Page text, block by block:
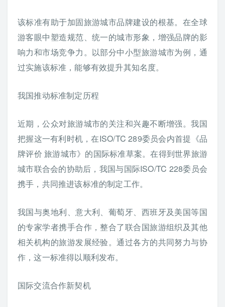
该标准有助于加固旅游城市品牌建设的根基。在全球
游客眼中塑造规范、统一的城市形象，增强品牌的影
响力和市场竞争力。以部分中小型旅游城市为例，通
过实施该标准，能够有效提升其知名度。
我国推动标准制定历程
近期，公众对旅游城市的关注和兴趣不断增强。我国
把握这一有利时机，在ISO/TC 289委员会内首提《品
牌评价 旅游城市》的国际标准草案。在得到世界旅游
城市联合会的协助后，我国与国际ISO/TC 228委员会
携手，共同推进该标准的制定工作。
我国与奥地利、意大利、葡萄牙、西班牙及美国等国
的专家学者携手合作，整合了联合国旅游组织及其他
相关机构的旅游发展经验。通过各方的共同努力与协
作，这一标准得以顺利发布。
国际交流合作新契机